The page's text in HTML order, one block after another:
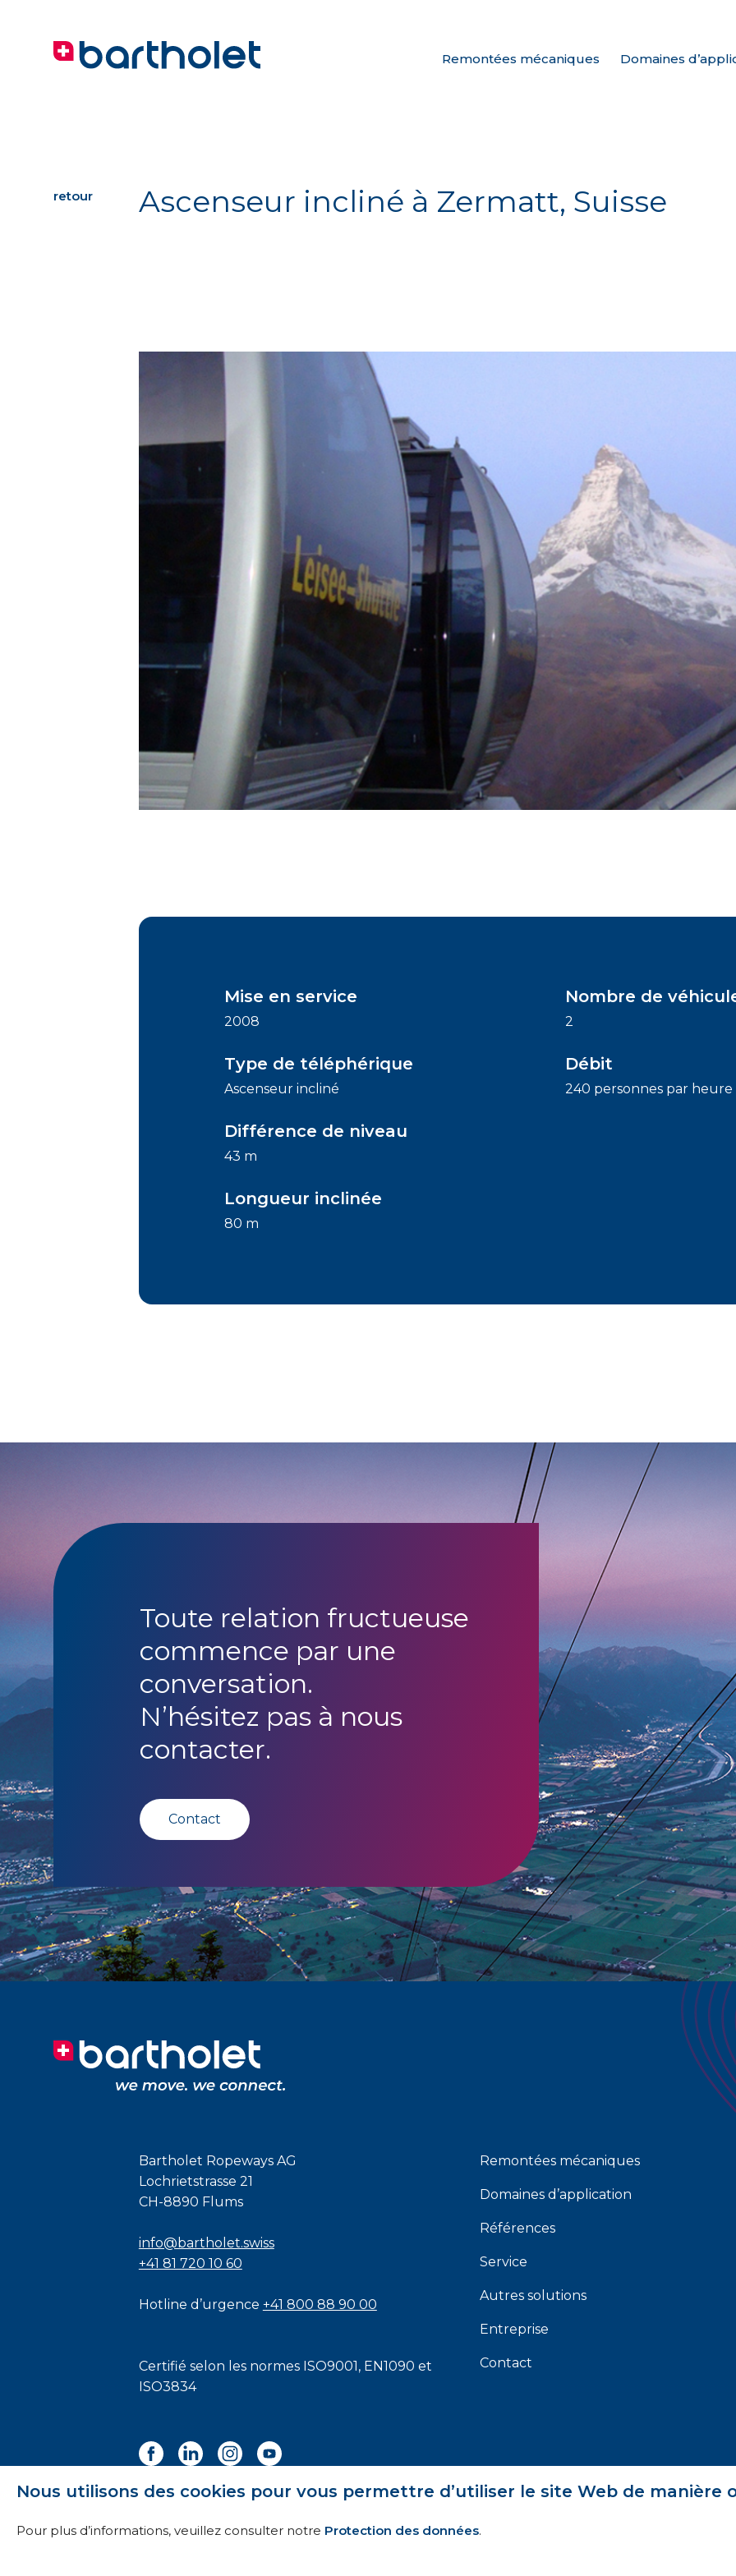
Nous utilisons des cookies pour vous permettre d’utiliser le site Web de manière
Pour plus d’informations, veuillez consulter notre Protection des données.
Remontées mécaniques Domaines
Ascenseur incliné à Zermatt, Suisse
retour
Mise en service
2008
Type de téléphérique
Ascenseur incliné
Différence de niveau
43 m
Longueur inclinée
80 m
Nombre de
2
Débit
240 personnes par heure
Toute relation fructueuse
commence par une
conversation.
N’hésitez pas à nous
contacter.
Contact
Bartholet Ropeways AG
Lochrietstrasse 21
CH-8890 Flums
info@bartholet.swiss
+41 81 720 10 60
Hotline d’urgence +41 800 88 90 00
Certifié selon les normes ISO9001 , EN1090 et
ISO3834
Remontées mécaniques
Domaines d’application
Références
Service
Autres solutions
Entreprise
Contact